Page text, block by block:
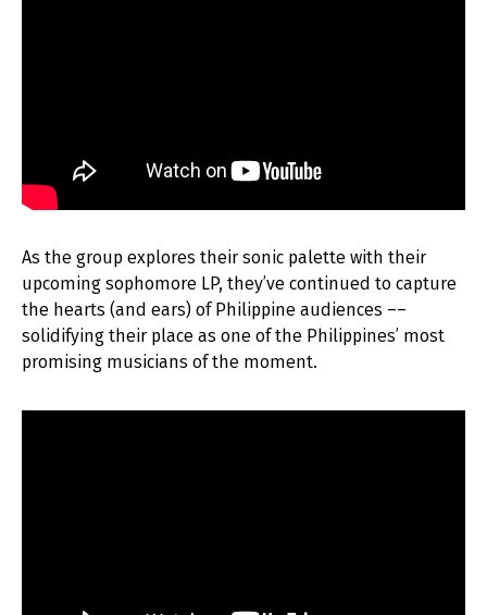
As the group explores their sonic palette with their
upcoming sophomore LP, they’ve continued to capture
the hearts (and ears) of Philippine audiences ––
solidifying their place as one of the Philippines’ most
promising musicians of the moment.